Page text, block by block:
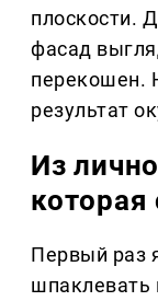
плоскости.
фасад
перекошен.
результат
Из
которая
Первый раз
шпаклевать